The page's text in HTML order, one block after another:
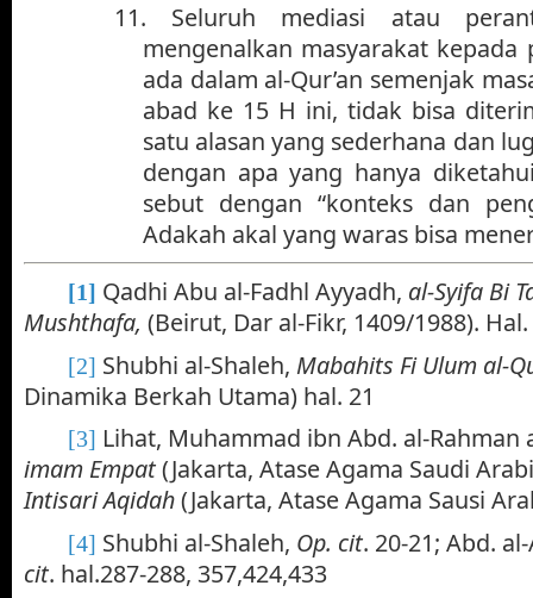
11.
Seluruh mediasi atau
mengenalkan masyarakat
ada dalam al-Qur’an semenjak
abad ke 15 H ini, tidak bisa
satu alasan yang sederhana dan
dengan apa yang hanya
sebut dengan “konteks dan
Adakah akal yang waras bisa
[1] Qadhi Abu al-Fadhl Ayyadh, al-Syifa Bi
Mushthafa, (Beirut, Dar al-Fikr, 1409/1988).
[2] Shubhi al-Shaleh, Mabahits Fi Ulum al-
Dinamika Berkah Utama) hal. 21
[3] Lihat, Muhammad ibn Abd. al-Rahman
imam Empat(Jakarta, Atase Agama Saudi
Intisari Aqidah(Jakarta, Atase Agama Sausi
[4] Shubhi al-Shaleh, Op. cit. 20-21; Abd.
cit. hal.287-288, 357,424,433